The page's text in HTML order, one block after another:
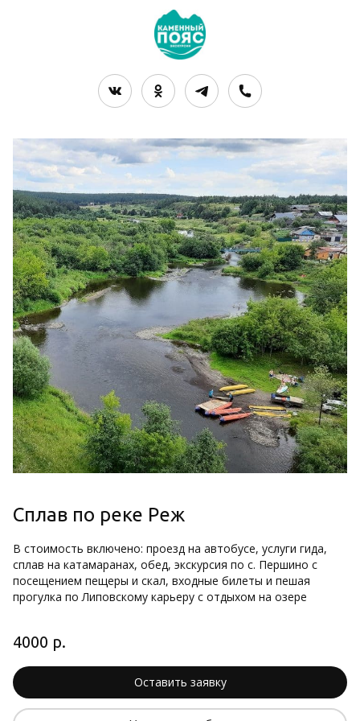
Сплав по реке Реж
В стоимость включено: проезд на автобусе, услуги гида,
сплав на катамаранах, обед, экскурсия по с. Першино с
посещением пещеры и скал, входные билеты и пешая
прогулка по Липовскому карьеру с отдыхом на озере
4000 р.
Оставить заявку